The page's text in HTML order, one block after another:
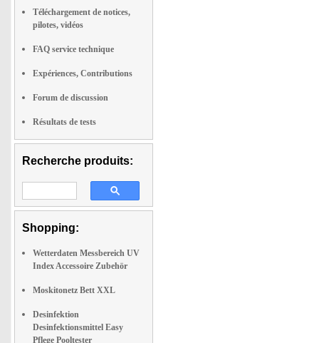
Téléchargement de notices,
pilotes, vidéos
FAQ service technique
Expériences, Contributions
Forum de discussion
Résultats de tests
Recherche produits:
Shopping:
Wetterdaten Messbereich UV
Index Accessoire Zubehör
Moskitonetz Bett XXL
Desinfektion
Desinfektionsmittel Easy
Pflege Pooltester